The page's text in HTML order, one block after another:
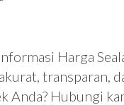
Harga
transparan,
Anda? Hubungi